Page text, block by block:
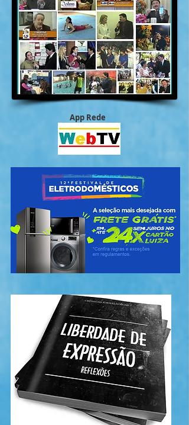
App Rede